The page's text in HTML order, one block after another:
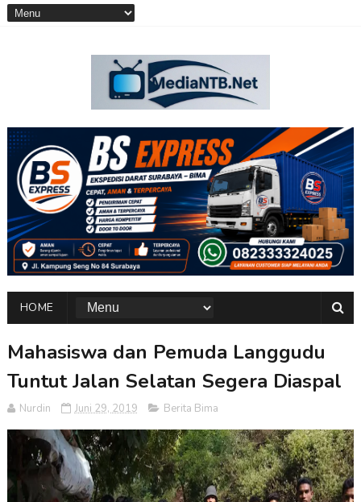
HOME
Mahasiswa dan Pemuda Langgudu
Tuntut Jalan Selatan Segera Diaspal
Nurdin Juni 29, 2019 Berita Bima